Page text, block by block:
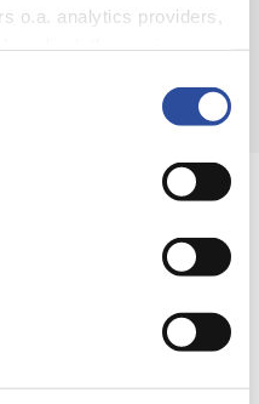
o.a. analytics providers,
Je kunt je keuze op
Privacyverklaring
op:
online.